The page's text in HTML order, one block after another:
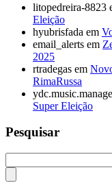
litopedreira-8823
Eleição
hyubrisfada em
email_alerts em
2025
rtradegas em
RimaRussa
Super Eleição
Pesquisar